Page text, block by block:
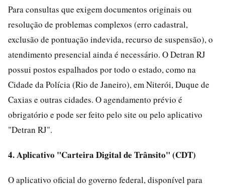
Para consultas que exigem documentos originais ou
resolução de problemas complexos (erro cadastral,
exclusão de pontuação indevida, recurso de suspensão), o
atendimento presencial ainda é necessário. O Detran RJ
possui postos espalhados por todo o estado, como na
Cidade da Polícia (Rio de Janeiro), em Niterói, Duque de
Caxias e outras cidades. O agendamento prévio é
obrigatório e pode ser feito pelo site ou pelo aplicativo
"Detran RJ".
4. Aplicativo "Carteira Digital de Trânsito" (CDT)
O aplicativo oficial do governo federal, disponível para